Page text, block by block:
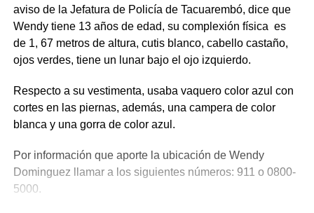
aviso de la Jefatura de Policía de Tacuarembó, dice que
Wendy tiene 13 años de edad, su complexión física es
de 1, 67 metros de altura, cutis blanco, cabello castaño,
ojos verdes, tiene un lunar bajo el ojo izquierdo.
Respecto a su vestimenta, usaba vaquero color azul con
cortes en las piernas, además, una campera de color
blanca y una gorra de color azul.
Por información que aporte la ubicación de Wendy
Dominguez llamar a los siguientes números: 911 o 0800-
5000.